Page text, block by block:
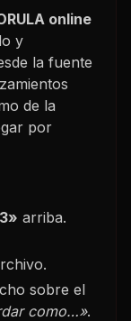
online
y
la fuente
de la
por
arriba.
sobre el
como…».